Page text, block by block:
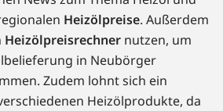
Heizölpreise. Außerdem
Heizölpreisrechner nutzen, um
in Neubörger
Zudem lohnt sich ein
Heizölprodukte, da